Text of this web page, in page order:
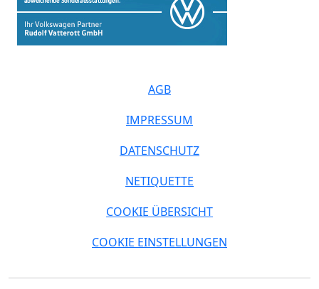
AGB
IMPRESSUM
DATENSCHUTZ
NETIQUETTE
COOKIE ÜBERSICHT
COOKIE EINSTELLUNGEN